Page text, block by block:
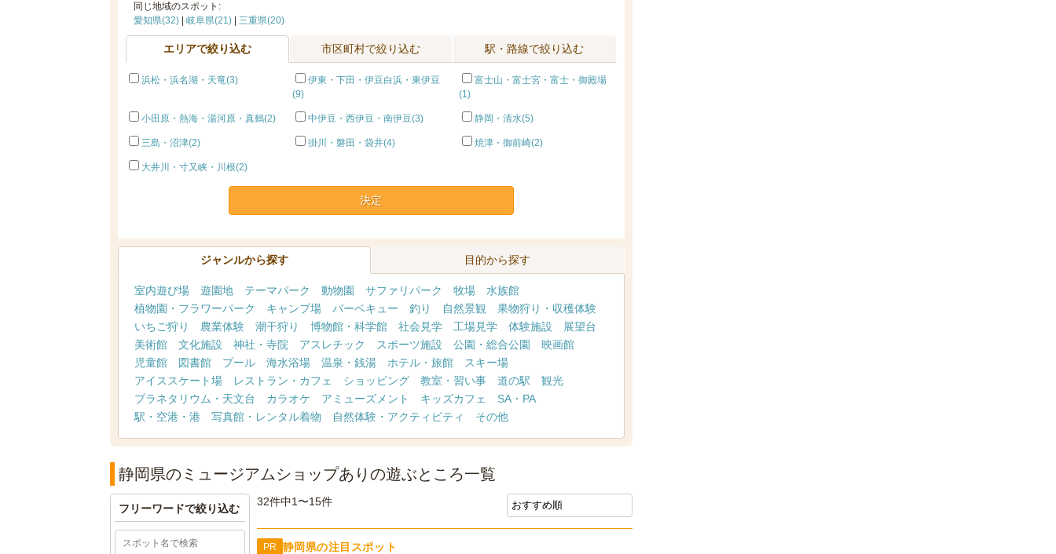
同じ地域のスポット:
愛知県(32)| 岐阜県(21)| 三重県(20)
エリアで絞り込む 市区町村で絞り込む 駅・路線で絞り込む
浜松・浜名湖・天竜(3)
伊東・下田・伊豆白浜・東伊豆
(9)
富士山・富士宮・富士・御殿場
(1)
小田原・熱海・湯河原・真鶴(2) 中伊豆・西伊豆・南伊豆(3) 静岡・清水(5)
三島・沼津(2) 掛川・磐田・袋井(4) 焼津・御前崎(2)
大井川・寸又峡・川根(2)
決定
ジャンルから探す 目的から探す
室内遊び場 遊園地 テーマパーク 動物園 サファリパーク 牧場
水族館
植物園・フラワーパーク
キャンプ場 バーベキュー 釣り 自然景観
果物狩り・収穫体験
いちご狩り
農業体験 潮干狩り 博物館・科学館 社会見学 工場見学 体験施設
展望台
美術館
文化施設 神社・寺院 アスレチック スポーツ施設 公園・総合公園
映画館
児童館
図書館 プール 海水浴場 温泉・銭湯 ホテル・旅館
スキー場
アイススケート場
レストラン・カフェ ショッピング 教室・習い事 道の駅
観光
プラネタリウム・天文台
カラオケ アミューズメント キッズカフェ
SA・PA
駅・空港・港
写真館・レンタル着物 自然体験・アクティビティ その他
静岡県のミュージアムショップありの遊ぶところ一覧
32件中1〜15件
PR 静岡県の注目スポット
フリーワードで絞り込む